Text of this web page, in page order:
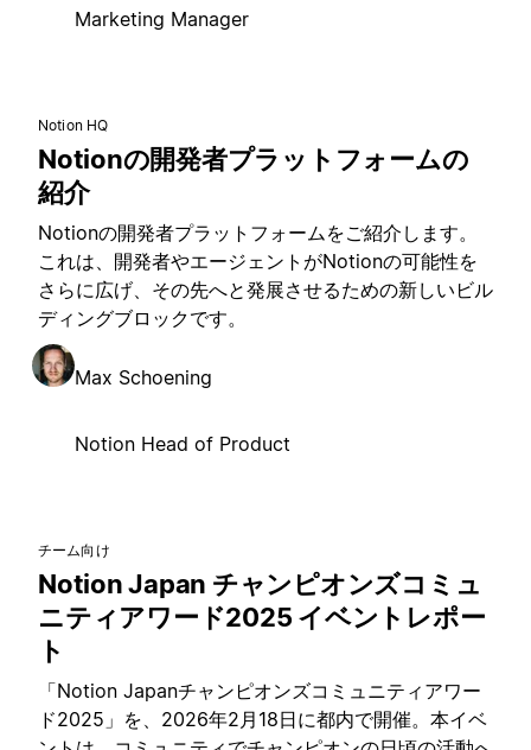
Marketing Manager
Notion HQ
Notionの開発者プラットフォームの
紹介
Notionの開発者プラットフォームをご紹介します。
これは、開発者やエージェントがNotionの可能性を
さらに広げ、その先へと発展させるための新しいビル
ディングブロックです。
Max Schoening
Notion Head of Product
チーム向け
Notion Japan チャンピオンズコミュ
ニティアワード2025 イベントレポー
ト
「Notion Japanチャンピオンズコミュニティアワー
ド2025」を、2026年2月18日に都内で開催。本イベ